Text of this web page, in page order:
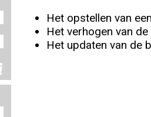
Het opstellen van
Het verhogen van
Het updaten van de